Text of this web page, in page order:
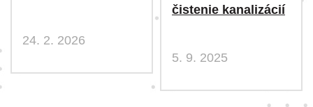
24. 2. 2026
čistenie kanalizácií
5. 9. 2025